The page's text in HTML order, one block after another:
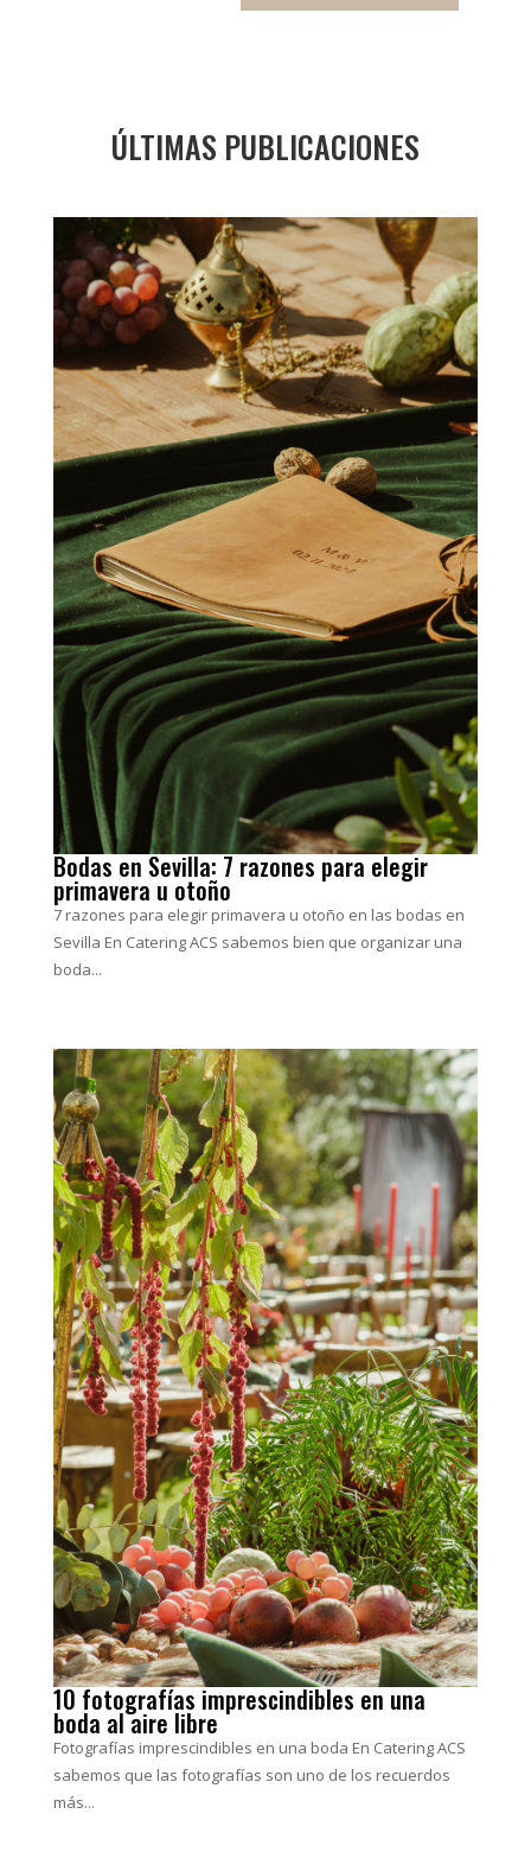
ÚLTIMAS PUBLICACIONES
Bodas en Sevilla: 7 razones para elegir
primavera u otoño
7 razones para elegir primavera u otoño en las bodas en
Sevilla En Catering ACS sabemos bien que organizar una
boda...
10 fotografías imprescindibles en una
boda al aire libre
Fotografías imprescindibles en una boda En Catering ACS
sabemos que las fotografías son uno de los recuerdos
más...